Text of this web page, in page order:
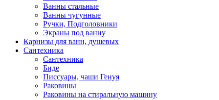
Ванны стальные
Ванны чугунные
Ручки, Подголовники
Экраны под ванну
Карнизы для ванн, душевых
Сантехника
Сантехника
Биде
Писсуары, чаши Генуя
Раковины
Раковины на стиральную машину